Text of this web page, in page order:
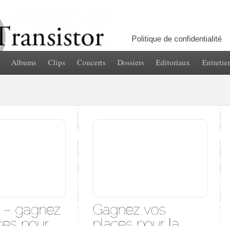
Politique de confidentialité
Albums Clips Concerts Dossiers Editoriaux